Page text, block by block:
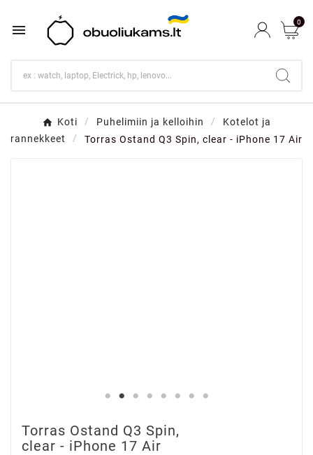
 0
Koti Puhelimiin ja kelloihin
Kotelot ja
rannekkeet
Torras Ostand Q3 Spin, clear - iPhone 17 Air
Torras Ostand Q3 Spin,
clear - iPhone 17 Air